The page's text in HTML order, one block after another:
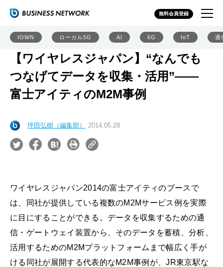
無料会員登録
IOWN ローカル5G AI 6G IoT 通
【ワイヤレスジャパン】“なんでも
つなげてデータを収集・活用”――
富士アイティのM2M事例
坪田弘樹（編集部） 2014.05.28
ワイヤレスジャパン2014の富士アイティのブースで
は、同社が提供している複数のM2Mサービス例を実際
に目にすることができる。データを収集するための通
信・ゲートウェイ装置から、そのデータを蓄積、分析、
活用するためのM2Mプラットフォームまで幅広く手が
ける同社が展開する代表的なM2M事例が、JR東京駅な